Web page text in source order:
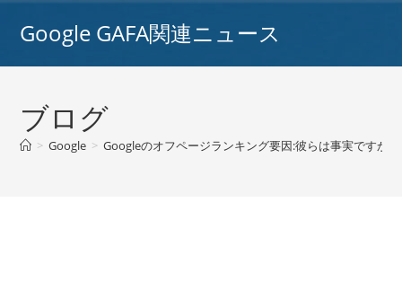
Google GAFA関連ニュース
ブログ
> Google > Googleのオフページランキング要因:彼らは事実ですか